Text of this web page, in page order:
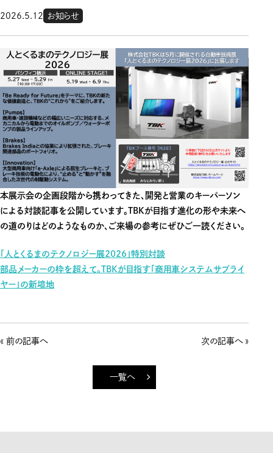
2026.5.12 お知らせ
本展示会の企画段階から携わってきた、開発と営業のキーパーソン
による対談記事を公開しています。TBKが目指す進化の形や未来へ
の道のりはどのようなものか、ご来場の参考にぜひご一読ください。
「人とくるまのテクノロジー展2026」特別対談
部品メーカーの枠を超えて。TBKが目指す「商用車システムサプライ
ヤー」の新境地
« 前の記事へ 次の記事へ »
一覧へ